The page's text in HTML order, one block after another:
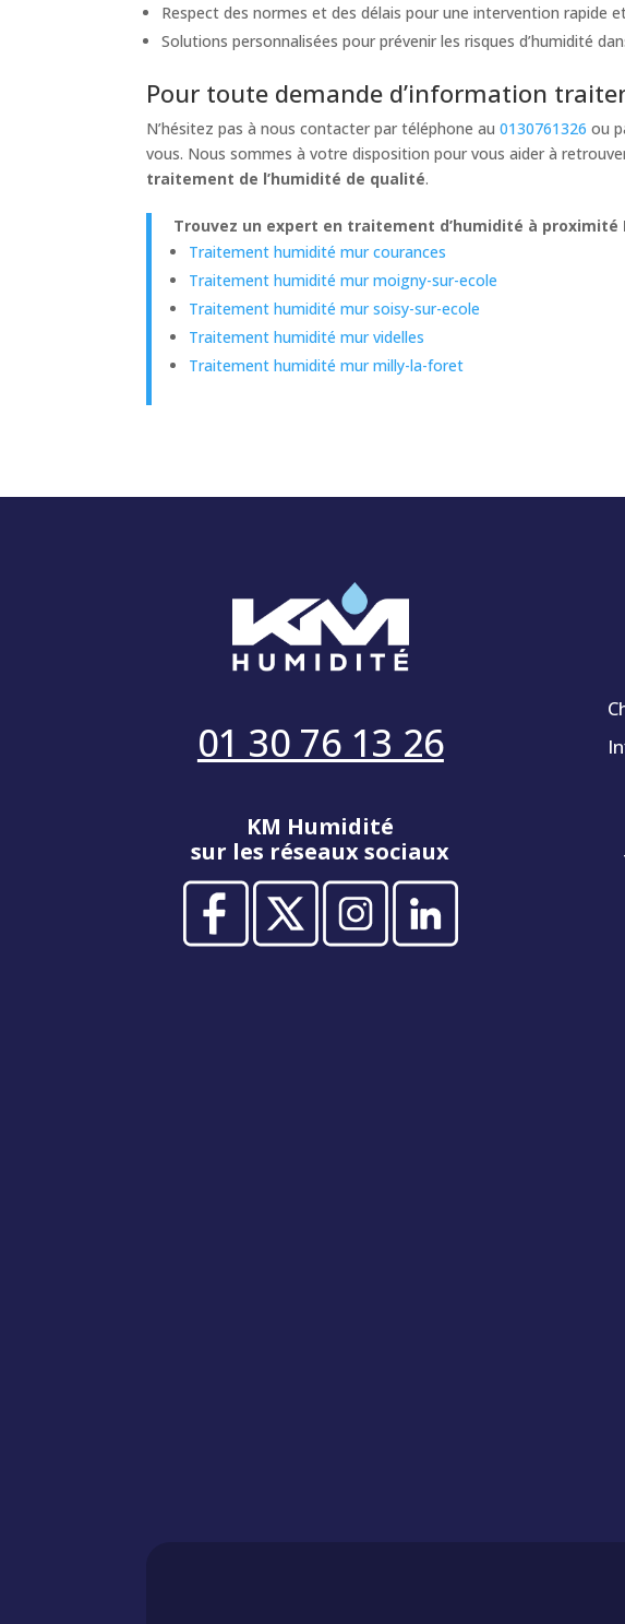
Respect des normes et des délais pour une intervention rapide
Solutions personnalisées pour prévenir les risques d’humidité
Pour toute demande d’information
N’hésitez pas à nous contacter par téléphone au0130761326 ou
vous. Nous sommes à votre disposition pour vous aider à
traitement de l’humidité de qualité.
Trouvez un expert en traitement d’humidité à proximité
Traitement humidité mur courances
Traitement humidité mur moigny-sur-ecole
Traitement humidité mur soisy-sur-ecole
Traitement humidité mur videlles
Traitement humidité mur milly-la-foret
01 30 76 13 26
KM Humidité
sur les réseaux sociaux